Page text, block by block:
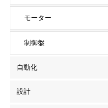
モーター
制御盤
自動化
設計